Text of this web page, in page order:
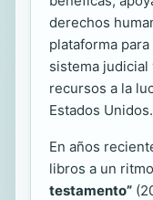
derechos
plataforma
sistema judicial
recursos a la
Estados Unidos.
En años
libros a un
testamento”